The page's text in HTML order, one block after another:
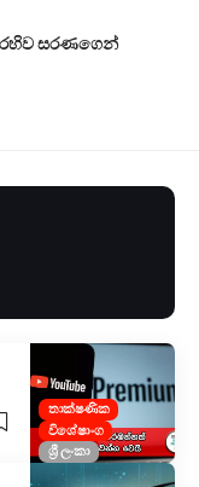
සරණගෙන්
තාක්ෂණික
විශේෂාංග
ශ්‍රී ලංකා